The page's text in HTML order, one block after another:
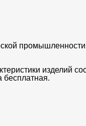
изделий
бесплатная.